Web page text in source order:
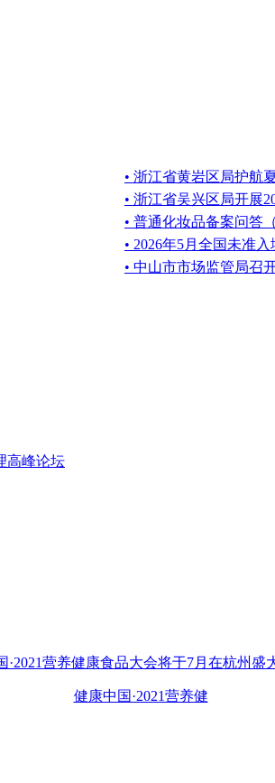
• 浙江省黄岩区局护航
• 浙江省吴兴区局开展
• 普通化妆品备案问答
• 2026年5月全国未准
• 中山市市场监管局召
高峰论坛
健康中国·2021营养健